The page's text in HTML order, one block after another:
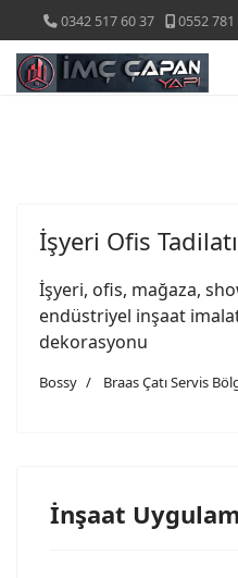
0342 517 60 37 0552 781
İşyeri Ofis Tadilatı
İşyeri, ofis, mağaza,
endüstriyel inşaat
dekorasyonu
Bossy Braas Çatı Servis
İnşaat